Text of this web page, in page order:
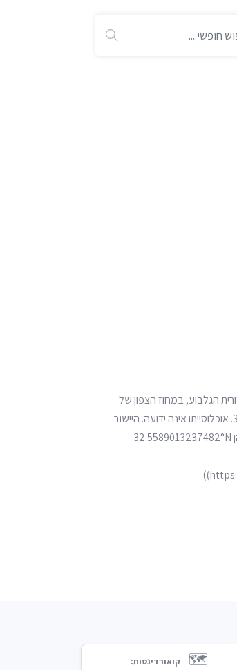
הגלבוע, במחוז הצפון של
ישראל. הוקם בשנת 1956. קואורדינטות היישוב הן 32.5589013237482°N 35.2447977526787°E. אוכלוסייתו אינה ידועה. היישוב
ממוקם במועצה האזורית הגלבוע, במחוז הצפון של ישראל. הוקם בשנת 1956. קואורדינטות היישוב הן 32.5589013237482°N
🗺️ קואורדינטות: